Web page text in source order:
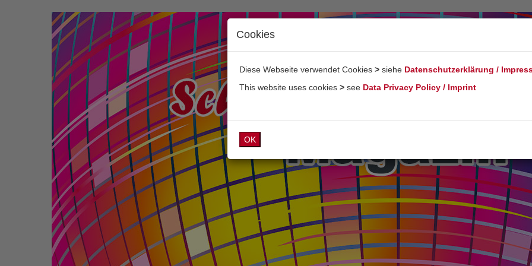
Cookies
Diese Webseite verwendet Cookies > siehe Datenschutzerklärung /
This website uses cookies > see Data Privacy Policy / Imprint
OK